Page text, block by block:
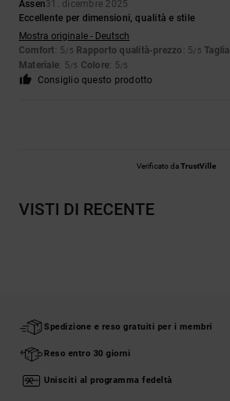
Assen31. dicembre 2025
Eccellente per dimensioni, qualità e stile
Mostra originale - Deutsch
Comfort: 5/5 Rapporto qualità-prezzo : 5/5 Taglia
Materiale: 5/5 Colore: 5/5
Consiglio questo prodotto
Verificato daTrustVille
VISTI DI RECENTE
Spedizione e reso gratuiti per i membri
Reso entro 30 giorni
Unisciti al programma fedeltà